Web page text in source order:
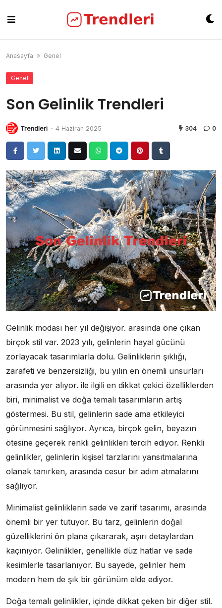
content
Anasayfa » Genel
Genel
Son Gelinlik Trendleri
Trendleri - 4 Haziran 2025 304 0
Gelinlik modası her yıl değişiyor. arasında öne çıkan
birçok stil var. 2023 yılı, gelinlerin hayal gücünü
zorlayacak tasarımlarla dolu. Gelinliklerin şıklığı,
zarafeti ve benzersizliği, bu yılın en önemli unsurları
arasında yer alıyor. ile ilgili en dikkat çekici özelliklerden
biri, minimalist ve doğa temalı tasarımların artış
göstermesi. Bu stil, gelinlerin sade ama etkileyici
görünmesini sağlıyor. Ayrıca, birçok gelin, beyazın
ötesine geçerek renkli gelinlikleri tercih ediyor. Renkli
gelinlikler, gelinlerin kişisel tarzlarını yansıtmalarına
olanak tanırken, arasında cesur bir adım atmalarını
sağlıyor.
Minimalist gelinliklerin sade ve zarif tasarımı, arasında
önemli bir yer tutuyor. Bu tarz, gelinlerin doğal
güzelliklerini ön plana çıkararak, aşırı detaylardan
kaçınıyor. Gelinlikler, genellikle düz hatlar ve sade
kesimlerle tasarlanıyor. Bu sayede, gelinler hem
modern hem de şık bir görünüm elde ediyor.
Doğa temalı gelinlikler, içinde dikkat çeken bir diğer stil.